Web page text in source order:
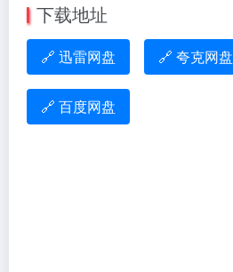
下载地址
🔗 迅雷网盘 🔗 夸克网盘
🔗 百度网盘